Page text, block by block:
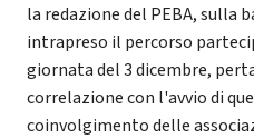
la redazione del PEBA, sulla
intrapreso il percorso
giornata del 3 dicembre,
correlazione con l'avvio di
coinvolgimento delle